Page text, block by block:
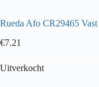
Rueda Afo CR29465
€7.21
Uitverkocht